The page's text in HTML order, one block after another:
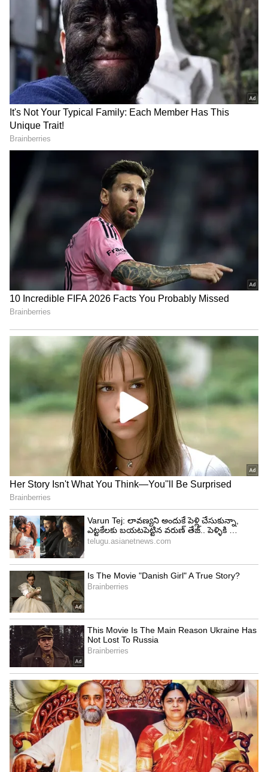
కెప్టెన్సీ రేసులో ముందు వరుసలో సంజూ శాంసన్..
ఎందుకంటే?
సంజూ శాంసన్ పేరు ఇప్పుడు హాట్ టాపిక్‌గా మారింది.
ప్రస్తుతం చెన్నై సూపర్ కింగ్స్ తరపున ఆడుతున్న సంజూ,
ఈ సీజన్‌లో ఇప్పటికే 400లకు పైగా పరుగులు చేశాడు.
ఇందులో సెంచరీలు కూడా ఉన్నాయి. గతంలో రాజస్థాన్
రాయల్స్ కెప్టెన్‌గా సంజూకు మంచి అనుభవం ఉంది. టీ20
ప్రపంచకప్‌లో కీలక నాకౌట్ మ్యాచ్‌ల్లో (ఇంగ్లండ్,
న్యూజిలాండ్‌పై) అద్భుతమైన ఇన్నింగ్స్ లను ఆడాడు.
టీమిండియా విజయంలో కీలక పాత్ర పోషించాడు. అతని
నిలకడ, ఒత్తిడిలో ఆడే తీరు సెలక్టర్లను బాగా
ఆకట్టుకున్నాయి.
4
Image Credit :Getty
శ్రేయస్ అయ్యర్‌కు దక్కని ఛాన్స్
కెప్టెన్సీ రేసులో శ్రేయస్ అయ్యర్ పేరు కూడా వినిపించింది.
పంజాబ్ కింగ్స్ తరపున అద్భుతంగా ఆడుతున్నప్పటికీ, ఒక
ప్రధాన కారణం అతనిని వెనక్కి నెట్టింది. అయ్యర్ డిసెంబర్
2023 నుండి భారత టీ20 జట్టులో లేడు. చాలా కాలం
జట్టుకు దూరంగా ఉండి, నేరుగా వచ్చి కెప్టెన్సీ చేపట్టడం
సరైన నిర్ణయం కాదని సెలక్టర్లు భావిస్తున్నారు. మరోవైపు
సంజూ శాంసన్ వరుసగా జట్టులో కొనసాగుతుండటం
అతనికి కలిసి వచ్చే అంశం.
5
6